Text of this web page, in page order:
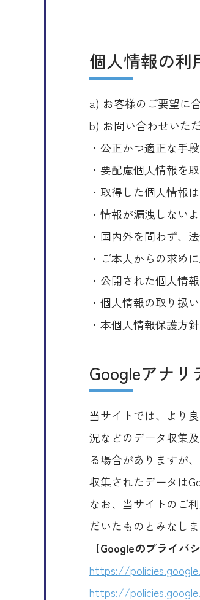
個人情報の利
a) お客様のご要望に
b) お問い合わせいた
・公正かつ適正な手
・要配慮個人情報を
・取得した個人情報
・情報が漏洩しない
・国内外を問わず、
・ご本人からの求め
・公開された個人情
・個人情報の取り扱
・本個人情報保護方
Googleアナ
当サイトでは、より
況などのデータ収集
る場合がありますが
収集されたデータは
なお、当サイトのご
だいたものとみなしま
【Googleのプライバ
https://
https://